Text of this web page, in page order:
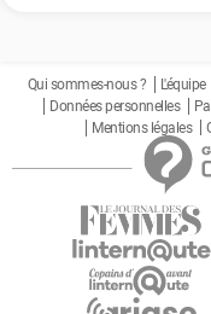
Qui sommes-nous ? L'équipe
Données personnelles
Mentions légales